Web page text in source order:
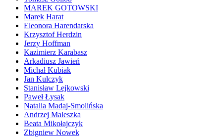
MAREK GOTOWSKI
Marek Harat
Eleonora Harendarska
Krzysztof Herdzin
Jerzy Hoffman
Kazimierz Karabasz
Arkadiusz Jawień
Michał Kubiak
Jan Kulczyk
Stanisław Lejkowski
Paweł Łysak
Natalia Madaj-Smolińska
Andrzej Maleszka
Beata Mikołajczyk
Zbigniew Nowek